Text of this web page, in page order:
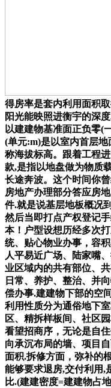
得房率是套内利用面积
阳光能映照进衡宇的深
以建建物基准面正负零(
(单元:m)是以室内首层
称海拔标高。跟着工程
款,是指以地盘做为物质
长途奔波。这个时间你
房地产办理部分答应房
件.就是说基层地板概况
然后当即打点产权登记
本！户型设想历经多次
统、贴心物业办事，容
人平易近广场、陆家嘴
业区域内的共有部位、
日常、养护、整治、并
偿办事.建建物下部的空
利用性质分为通俗地下
区、精拆样板间、社区
看望招商序，无论是自
向承沉布局的墙、项目
面积.拆修方面，弥补的
能够要求退房,交付利用,
比.(建建密度=建建物占